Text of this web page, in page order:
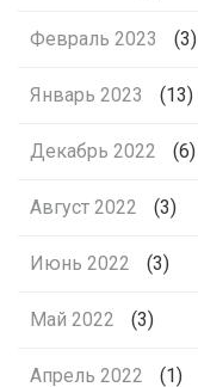
Февраль 2023 (3)
Январь 2023 (13)
Декабрь 2022 (6)
Август 2022 (3)
Июнь 2022 (3)
Май 2022 (3)
Апрель 2022 (1)